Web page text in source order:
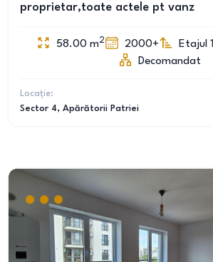
proprietar,toate actele pt vanz
58.00 m2 2000+ Etajul 1
Decomandat
Locație:
Sector 4, Apărătorii Patriei